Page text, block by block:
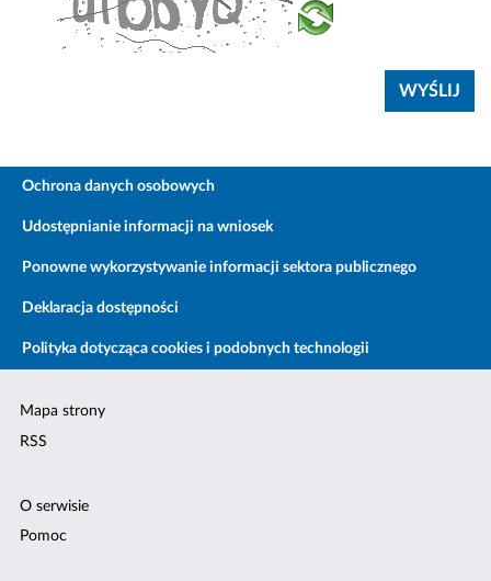
Ochrona danych osobowych
Udostępnianie informacji na wniosek
Ponowne wykorzystywanie informacji sektora publicznego
Deklaracja dostępności
Polityka dotycząca cookies i podobnych technologii
Mapa strony
RSS
O serwisie
Pomoc